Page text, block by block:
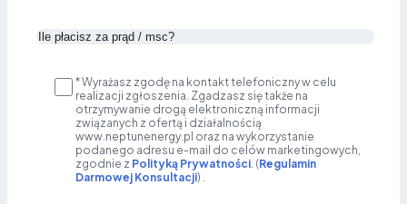
* Wyrażasz zgodę na kontakt telefoniczny w celu
realizacji zgłoszenia. Zgadzasz się także na
otrzymywanie drogą elektroniczną informacji
związanych z ofertą i działalnością
www.neptunenergy.pl oraz na wykorzystanie
podanego adresu e-mail do celów marketingowych,
zgodnie z Polityką Prywatności . (Regulamin
Darmowej Konsultacji) .